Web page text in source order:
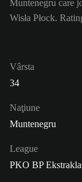
Muntenegru care
Wisła Płock.
Vârsta
34
Naţiune
Muntenegru
League
PKO BP